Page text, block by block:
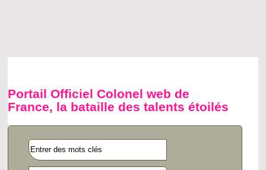
Portail Officiel Colonel web de
France, la bataille des talents étoilés